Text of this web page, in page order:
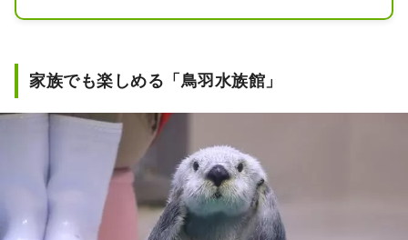
を連ねています。
うお店が豊富にそろっているので、参
のにぴったりの場所です。
家族でも楽しめる「鳥羽水族館」